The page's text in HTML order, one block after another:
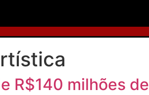
R$140 milhões